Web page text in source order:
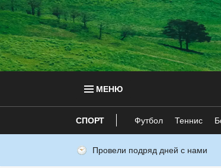
МЕНЮ
СПОРТ Футбол Теннис
Провели подряд дней с нами